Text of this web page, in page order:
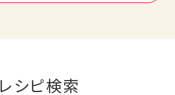
レシピ検索